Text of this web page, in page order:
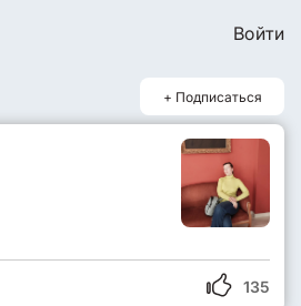
Войти
+ Подписаться
135